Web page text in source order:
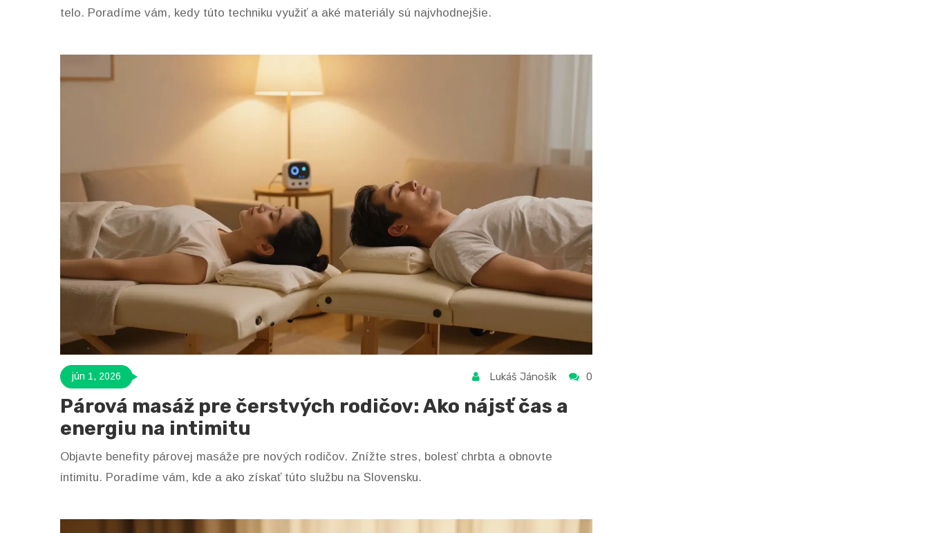
telo. Poradíme vám, kedy túto techniku využiť a aké materiály sú najvhodnejšie.
jún 1, 2026 Lukáš Jánošík 0
Párová masáž pre čerstvých rodičov: Ako nájsť čas a
energiu na intimitu
Objavte benefity párovej masáže pre nových rodičov. Znížte stres, bolesť chrbta a obnovte
intimitu. Poradíme vám, kde a ako získať túto službu na Slovensku.